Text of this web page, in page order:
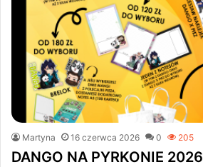
Martyna 16 czerwca 2026 0 205
DANGO NA PYRKONIE 2026